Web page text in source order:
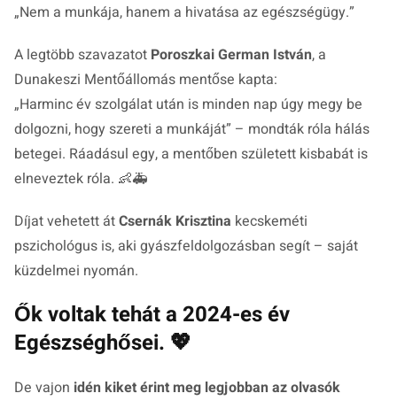
„Nem a munkája, hanem a hivatása az egészségügy.”
A legtöbb szavazatot Poroszkai German István, a
Dunakeszi Mentőállomás mentőse kapta:
„Harminc év szolgálat után is minden nap úgy megy be
dolgozni, hogy szereti a munkáját” – mondták róla hálás
betegei. Ráadásul egy, a mentőben született kisbabát is
elneveztek róla. 👶🚑
Díjat vehetett átCsernák Krisztina kecskeméti
pszichológus is, aki gyászfeldolgozásban segít – saját
küzdelmei nyomán.
Ők voltak tehát a 2024-es év
Egészséghősei. 💖
De vajon idén kiket érint meg legjobban az olvasók